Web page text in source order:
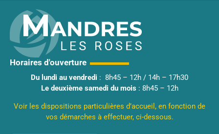
Horaires d'ouverture
Du lundi au vendredi : 8h45 – 12h / 14h – 17h30
Le deuxième samedi du mois: 8h45 – 12h
Voir les dispositions particulières d’accueil, en fonction de
vos démarches à effectuer, ci-dessous.